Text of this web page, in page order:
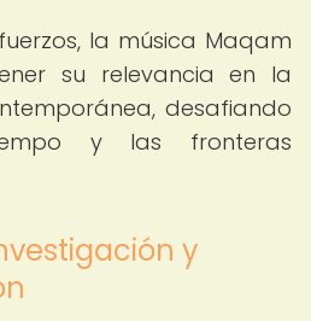
la música Maqam
su relevancia en la
desafiando
y las fronteras
y